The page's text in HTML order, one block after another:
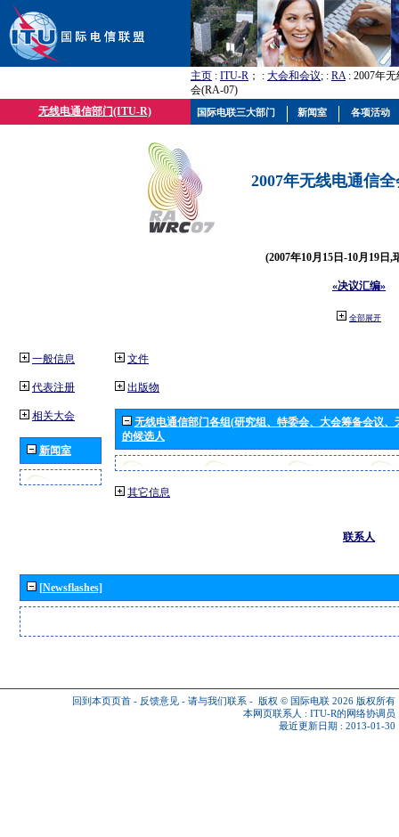
主页 : ITU-R ； : 大会和会议; : RA: 2007年
会(RA-07)
无线电通信部门(ITU-R)
2007年无线电通信
(2007年10月15日-10月19日,
«决议汇编»
全部展开
一般信息
代表注册
相关大会
新闻室
文件
出版物
无线电通信部门各组(研究组、特委会、大会筹备会议
的候选人
其它信息
联系人
[Newsflashes]
回到本页页首 - 反馈意见 - 请与我们联系 - 版权 © 国际电联 2026 版权所有
本网页联系人 : ITU-R的网络协调员
最近更新日期 : 2013-01-30
国际电联三大部门 新闻室 各项活动